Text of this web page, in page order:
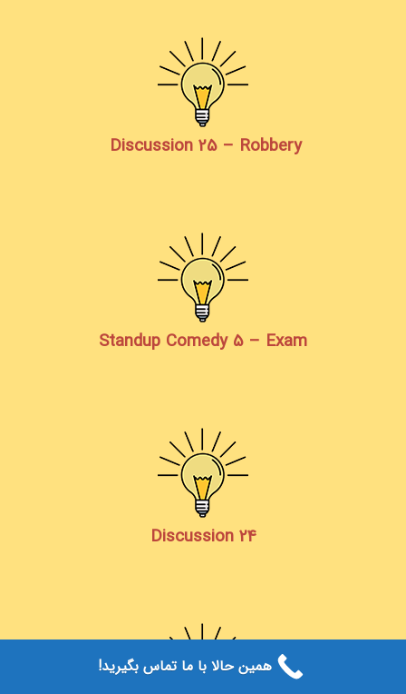
Discussion 25 – Robbery
Standup Comedy 5 – Exam
Discussion 24
همین حالا با ما تماس بگیرید!